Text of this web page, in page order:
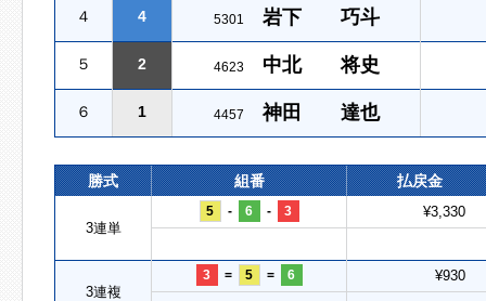
４ 4 5301 岩下 巧斗
５ 2 4623 中北 将史
６ 1 4457 神田 達也
勝式 組番 払戻金
3連単
5 - 6 - 3 ¥3,330
3連複
3 = 5 = 6 ¥930